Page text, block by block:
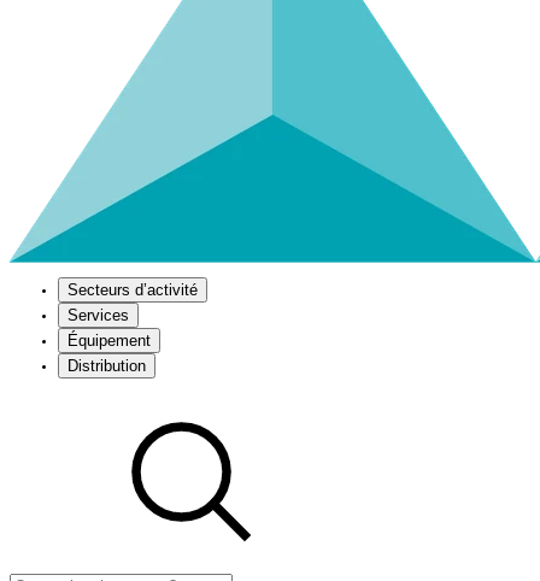
Secteurs d’activité
Services
Équipement
Distribution